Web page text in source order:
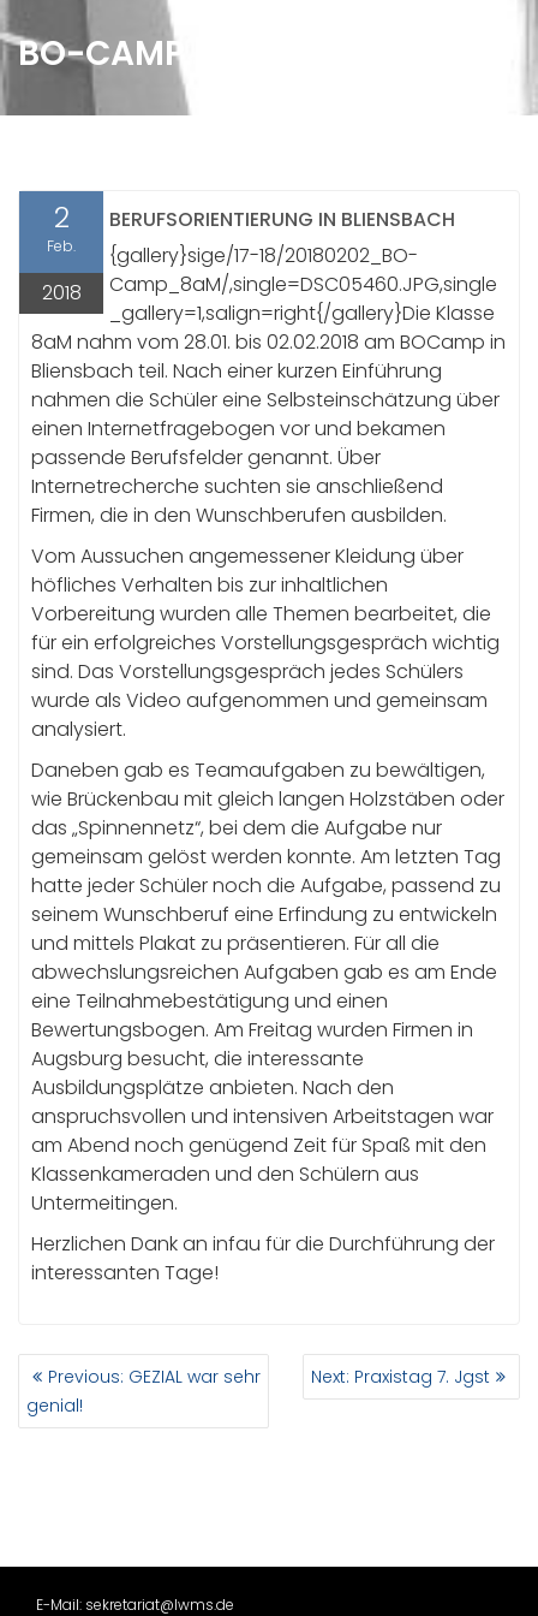
BO-CAMP DER 8AM
2
Feb.
2018
BERUFSORIENTIERUNG IN BLIENSBACH
{gallery}sige/17-18/20180202_BO-
Camp_8aM/,single=DSC05460.JPG,single
_gallery=1,salign=right{/gallery}Die Klasse
8aM nahm vom 28.01. bis 02.02.2018 am BOCamp in
Bliensbach teil. Nach einer kurzen Einführung
nahmen die Schüler eine Selbsteinschätzung über
einen Internetfragebogen vor und bekamen
passende Berufsfelder genannt. Über
Internetrecherche suchten sie anschließend
Firmen, die in den Wunschberufen ausbilden.
Vom Aussuchen angemessener Kleidung über
höfliches Verhalten bis zur inhaltlichen
Vorbereitung wurden alle Themen bearbeitet, die
für ein erfolgreiches Vorstellungsgespräch wichtig
sind. Das Vorstellungsgespräch jedes Schülers
wurde als Video aufgenommen und gemeinsam
analysiert.
Daneben gab es Teamaufgaben zu bewältigen,
wie Brückenbau mit gleich langen Holzstäben oder
das „Spinnennetz“, bei dem die Aufgabe nur
gemeinsam gelöst werden konnte. Am letzten Tag
hatte jeder Schüler noch die Aufgabe, passend zu
seinem Wunschberuf eine Erfindung zu entwickeln
und mittels Plakat zu präsentieren. Für all die
abwechslungsreichen Aufgaben gab es am Ende
eine Teilnahmebestätigung und einen
Bewertungsbogen. Am Freitag wurden Firmen in
Augsburg besucht, die interessante
Ausbildungsplätze anbieten. Nach den
anspruchsvollen und intensiven Arbeitstagen war
am Abend noch genügend Zeit für Spaß mit den
Klassenkameraden und den Schülern aus
Untermeitingen.
Herzlichen Dank an infau für die Durchführung der
interessanten Tage!
BEITRAGSNAVIGATION
Previous: Previous
GEZIAL war sehr
genial!
Next: Next
post:
Praxistag 7. Jgst
E-Mail: sekretariat@lwms.de